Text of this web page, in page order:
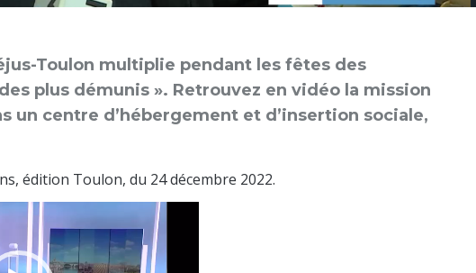
Toulon multiplie pendant les fêtes des
plus démunis ». Retrouvez en vidéo la mission
un centre d’hébergement et d’insertion sociale,
édition Toulon, du 24 décembre 2022.